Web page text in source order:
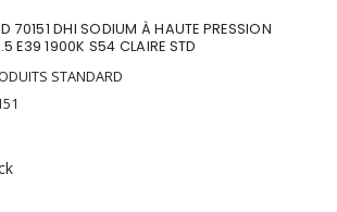
70151 DHI SODIUM À HAUTE PRESSION
E39 1900K S54 CLAIRE STD
STANDARD